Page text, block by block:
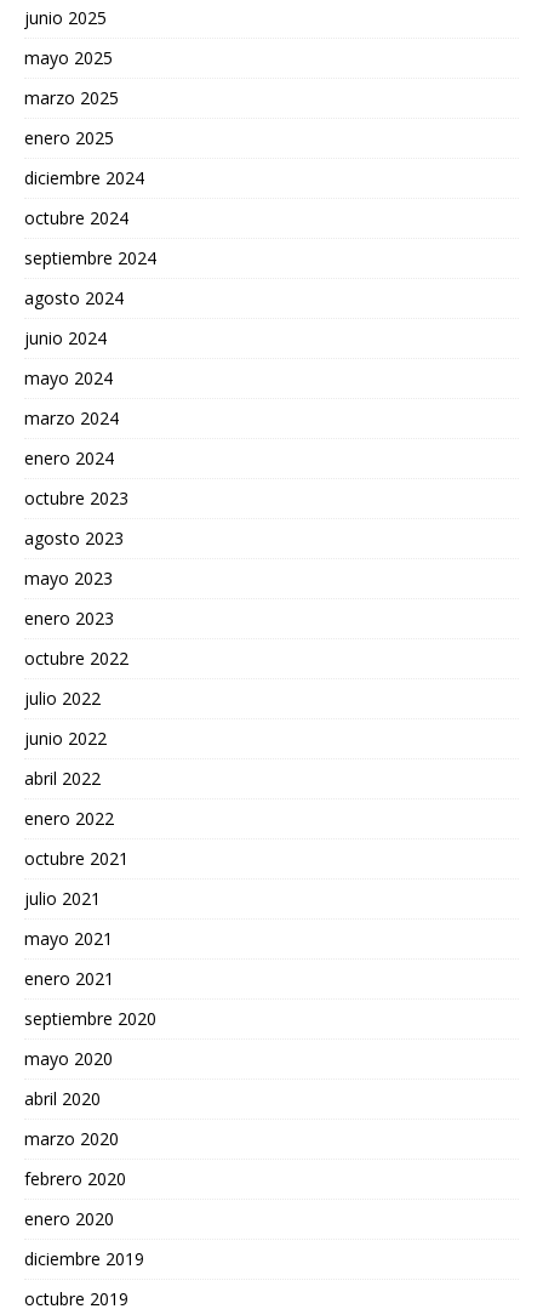
junio 2025
mayo 2025
marzo 2025
enero 2025
diciembre 2024
octubre 2024
septiembre 2024
agosto 2024
junio 2024
mayo 2024
marzo 2024
enero 2024
octubre 2023
agosto 2023
mayo 2023
enero 2023
octubre 2022
julio 2022
junio 2022
abril 2022
enero 2022
octubre 2021
julio 2021
mayo 2021
enero 2021
septiembre 2020
mayo 2020
abril 2020
marzo 2020
febrero 2020
enero 2020
diciembre 2019
octubre 2019